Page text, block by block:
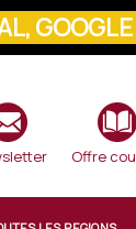
Offre